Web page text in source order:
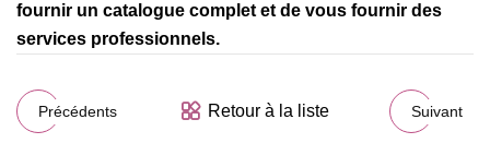
fournir un catalogue complet et de vous fournir des
services professionnels.
Précédents Retour à la liste Suivant